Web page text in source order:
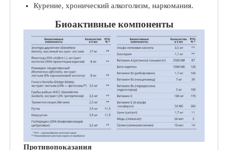
Курение, хронический алкоголизм, наркомания.
Биоактивные компоненты
Противопоказания